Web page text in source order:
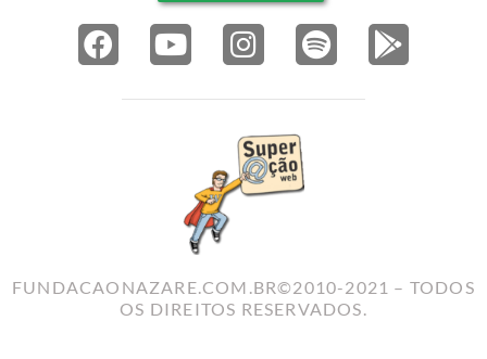
FUNDACAONAZARE.COM.BR©2010-2021 – TODOS
OS DIREITOS RESERVADOS.